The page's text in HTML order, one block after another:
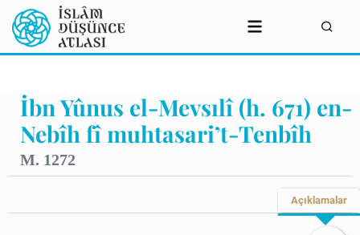
İbn Yûnus el-Mevsılî (h. 671) en-
Nebîh fî muhtasari’t-Tenbîh
M. 1272
Açıklamalar